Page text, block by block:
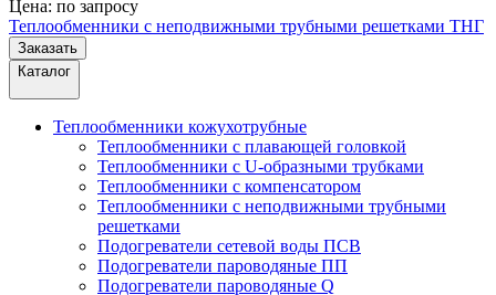
Цена: по запросу
Теплообменники с неподвижными трубными решетками ТНГ
Заказать
Каталог
Теплообменники кожухотрубные
Теплообменники с плавающей головкой
Теплообменники с U-образными трубками
Теплообменники с компенсатором
Теплообменники с неподвижными трубными
решетками
Подогреватели сетевой воды ПСВ
Подогреватели пароводяные ПП
Подогреватели пароводяные Q